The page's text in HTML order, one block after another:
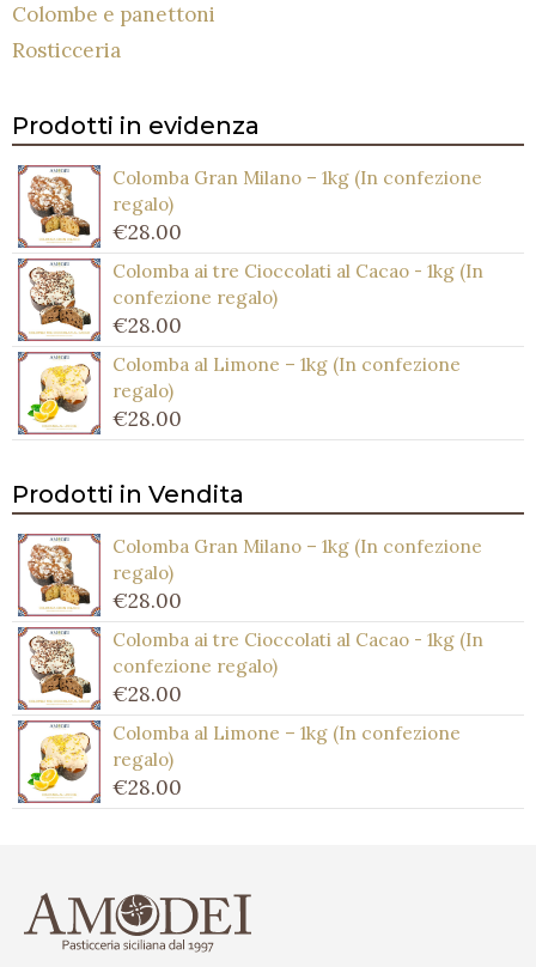
Colombe e panettoni
Rosticceria
Prodotti in evidenza
Colomba Gran Milano – 1kg (In confezione
regalo)
€28.00
Colomba ai tre Cioccolati al Cacao - 1kg (In
confezione regalo)
€28.00
Colomba al Limone – 1kg (In confezione
regalo)
€28.00
Prodotti in Vendita
Colomba Gran Milano – 1kg (In confezione
regalo)
€28.00
Colomba ai tre Cioccolati al Cacao - 1kg (In
confezione regalo)
€28.00
Colomba al Limone – 1kg (In confezione
regalo)
€28.00